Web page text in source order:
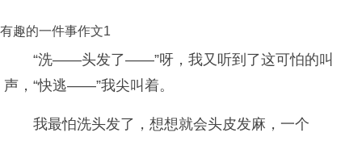
有趣的一件事作文1
“洗——头发了——”呀，我又听到了这可怕的叫
声，“快逃——”我尖叫着。
我最怕洗头发了，想想就会头皮发麻，一个